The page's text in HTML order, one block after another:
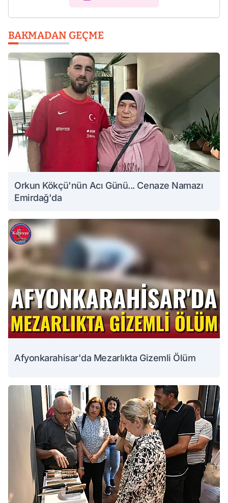
BAKMADAN GEÇME
Orkun Kökçü'nün Acı Günü... Cenaze Namazı
Emirdağ'da
Afyonkarahisar'da Mezarlıkta Gizemli Ölüm